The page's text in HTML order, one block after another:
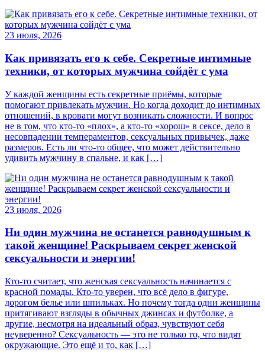
23 июля, 2026
Как привязать его к себе. Секретные интимные
техники, от которых мужчина сойдёт с ума
У каждой женщины есть секретные приёмы, которые
помогают привлекать мужчин. Но когда доходит до интимных
отношений, в кровати могут возникать сложности. И вопрос
не в том, что кто-то «плох», а кто-то «хорош» в сексе, дело в
несовпадении темпераментов, сексуальных привычек, даже
размеров. Есть ли что-то общее, что может действительно
удивить мужчину в спальне, и как […]
23 июля, 2026
Ни один мужчина не останется равнодушным к
такой женщине! Раскрываем секрет женской
сексуальности и энергии!
Кто-то считает, что женская сексуальность начинается с
красной помады. Кто-то уверен, что всё дело в фигуре,
дорогом белье или шпильках. Но почему тогда одни женщины
притягивают взгляды в обычных джинсах и футболке, а
другие, несмотря на идеальный образ, чувствуют себя
неуверенно? Сексуальность — это не только то, что видят
окружающие. Это ещё и то, как […]